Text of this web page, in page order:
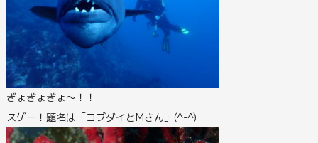
ぎょぎょぎょ～！！
スゲー！題名は「コブダイとMさん」(^-^)